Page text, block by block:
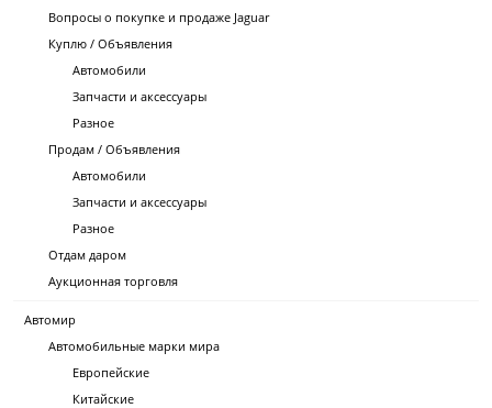
Вопросы о покупке и продаже Jaguar
Куплю / Объявления
Автомобили
Запчасти и аксессуары
Разное
Продам / Объявления
Автомобили
Запчасти и аксессуары
Разное
Отдам даром
Аукционная торговля
Автомир
Автомобильные марки мира
Европейские
Китайские